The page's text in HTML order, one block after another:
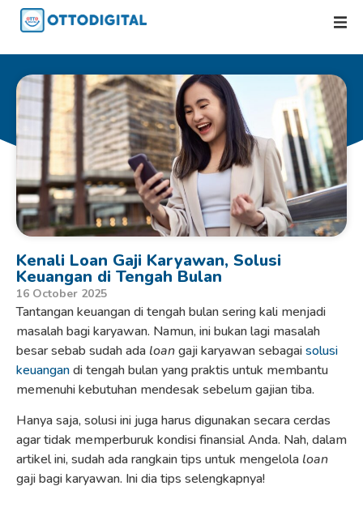
Kenali Loan Gaji Karyawan, Solusi
Keuangan di Tengah Bulan
16 October 2025
Tantangan keuangan di tengah bulan sering kali menjadi
masalah bagi karyawan. Namun, ini bukan lagi masalah
besar sebab sudah ada loangaji karyawan sebagaisolusi
keuangandi tengah bulan yang praktis untuk membantu
memenuhi kebutuhan mendesak sebelum gajian tiba.
Hanya saja, solusi ini juga harus digunakan secara cerdas
agar tidak memperburuk kondisi finansial Anda. Nah, dalam
artikel ini, sudah ada rangkain tips untuk mengelola loan
gaji bagi karyawan. Ini dia tips selengkapnya!